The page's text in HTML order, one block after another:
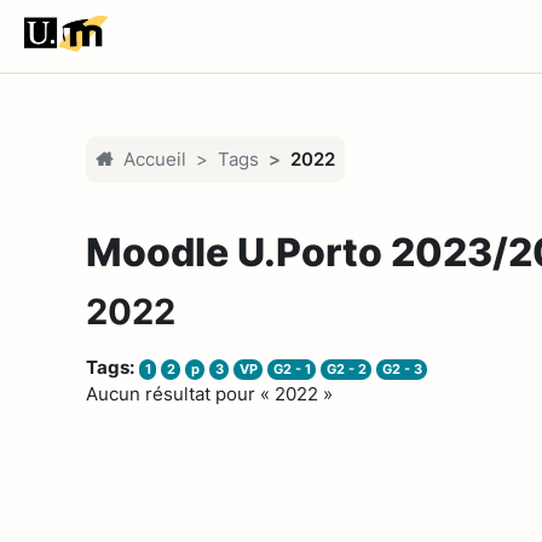
Passer au contenu principal
Accueil Tags 2022
Moodle U.Porto 2023/
2022
Tags: 1 2 p 3 VP G2 - 1 G2 - 2 G2 - 3
Aucun résultat pour « 2022 »